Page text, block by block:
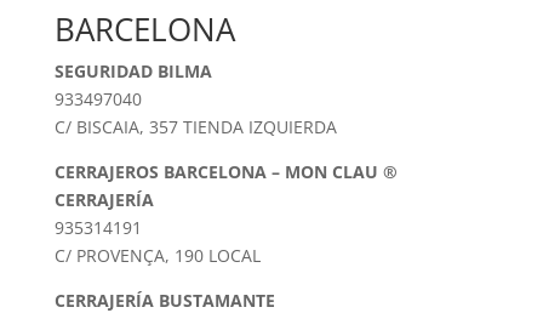
BARCELONA
SEGURIDAD BILMA
933497040
C/ BISCAIA, 357 TIENDA IZQUIERDA
CERRAJEROS BARCELONA – MON CLAU ®
CERRAJERÍA
935314191
C/ PROVENÇA, 190 LOCAL
CERRAJERÍA BUSTAMANTE